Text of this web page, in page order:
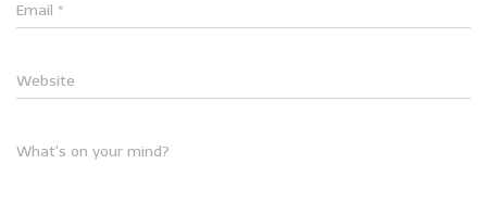
Email *
Website
What's on your mind?